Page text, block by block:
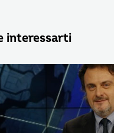
interessarti